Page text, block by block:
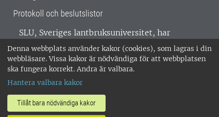
Denna webbplats använder kakor (cookies), som lagras i din
webbläsare. Vissa kakor är nödvändiga för att webbplatsen
ska fungera korrekt. Andra är valbara.
Hantera valbara kakor
Tillåt bara nödvändiga kakor
Protokoll och beslutslistor
SLU, Sveriges lantbruksuniversitet, har
verksamhet över hela Sverige. Huvudorter är
Alnarp, Uppsala och Umeå.SLU är
miljöcertifierat enligt ISO 14001. •
018-67 10 00 • Org nr: 202100-2817 •
Om SLU:s webbplatser
•Hantera kakor•Behandling av